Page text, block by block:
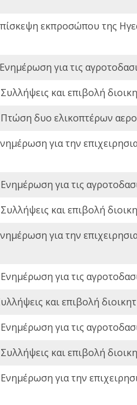
εκπροσώπου της
Ενημέρωση για τις
Συλλήψεις και επιβολή
Πτώση δυο ελικοπτέρων
για την
Ενημέρωση για τις
Συλλήψεις και επιβολή
για την
Ενημέρωση για τις
και επιβολή
Ενημέρωση για τις
Συλλήψεις και επιβολή
Ενημέρωση για την